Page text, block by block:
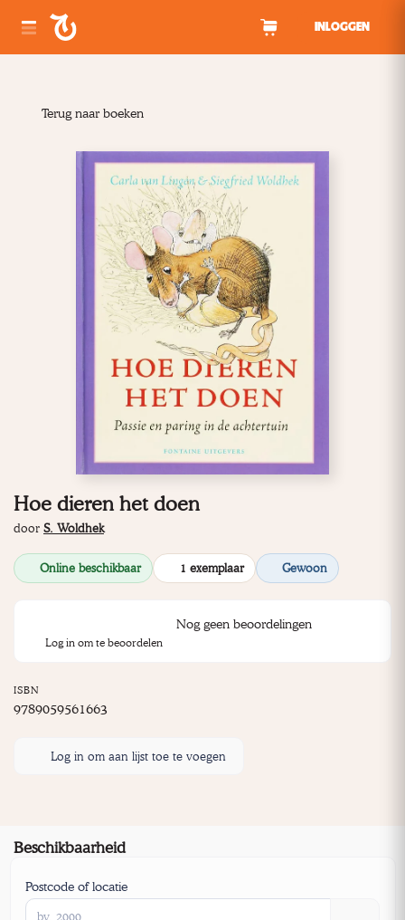
INLOGGEN
Terug naar boeken
Hoe dieren het doen
door S. Woldhek
Online beschikbaar 1 exemplaar Gewoon
Nog geen beoordelingen
Log in om te beoordelen
ISBN
9789059561663
Log in om aan lijst toe te voegen
Beschikbaarheid
Postcode of locatie